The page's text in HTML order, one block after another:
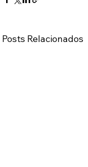
Posts Relacionados